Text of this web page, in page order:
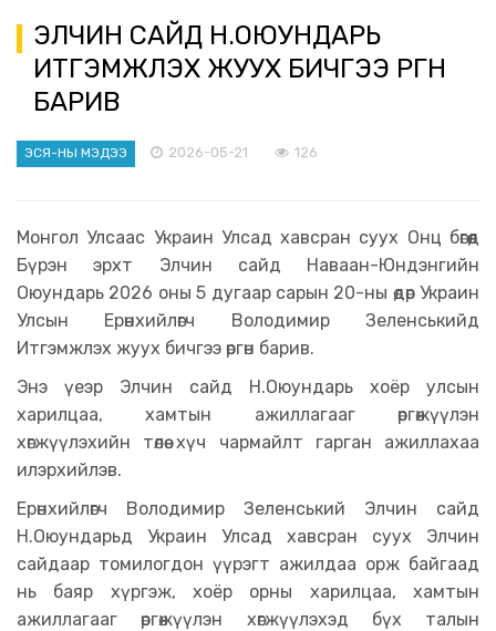
ЭЛЧИН САЙД Н.ОЮУНДАРЬ
ИТГЭМЖЛЭХ ЖУУХ БИЧГЭЭ ӨРГӨН
БАРИВ
ЭСЯ-НЫ МЭДЭЭ 2026-05-21 126
Монгол Улсаас Украин Улсад хавсран суух Онц бөгөөд
Бүрэн эрхт Элчин сайд Наваан-Юндэнгийн
Оюундарь 2026 оны 5 дугаар сарын 20-ны өдөр Украин
Улсын Ерөнхийлөгч Володимир Зеленськийд
Итгэмжлэх жуух бичгээ өргөн барив.
Энэ үеэр Элчин сайд Н.Оюундарь хоёр улсын
харилцаа, хамтын ажиллагааг өргөжүүлэн
хөгжүүлэхийн төлөө хүч чармайлт гарган ажиллахаа
илэрхийлэв.
Ерөнхийлөгч Володимир Зеленський Элчин сайд
Н.Оюундарьд Украин Улсад хавсран суух Элчин
сайдаар томилогдон үүрэгт ажилдаа орж байгаад
нь баяр хүргэж, хоёр орны харилцаа, хамтын
ажиллагааг өргөжүүлэн хөгжүүлэхэд бүх талын